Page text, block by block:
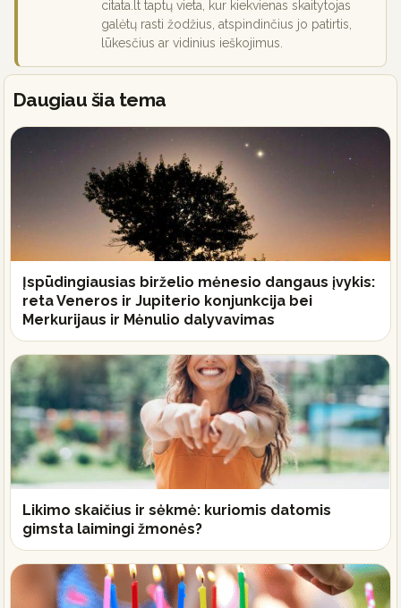
citata.lt taptų vieta, kur kiekvienas skaitytojas
galėtų rasti žodžius, atspindinčius jo patirtis,
lūkesčius ar vidinius ieškojimus.
Daugiau šia tema
Įspūdingiausias birželio mėnesio dangaus įvykis:
reta Veneros ir Jupiterio konjunkcija bei
Merkurijaus ir Mėnulio dalyvavimas
Likimo skaičius ir sėkmė: kuriomis datomis
gimsta laimingi žmonės?